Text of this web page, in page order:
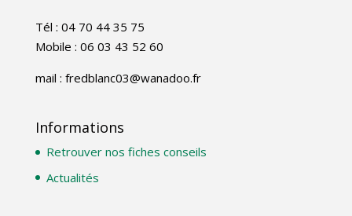
Tél : 04 70 44 35 75
Mobile : 06 03 43 52 60
mail : fredblanc03@wanadoo.fr
Informations
Retrouver nos fiches conseils
Actualités